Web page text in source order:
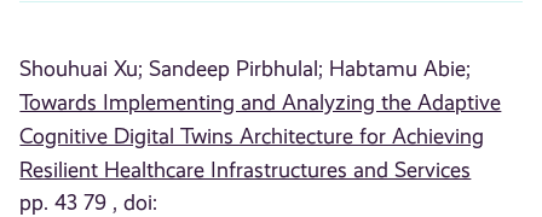
Shouhuai Xu; Sandeep Pirbhulal; Habtamu Abie;
Towards Implementing and Analyzing the Adaptive
Cognitive Digital Twins Architecture for Achieving
Resilient Healthcare Infrastructures and Services
pp. 43 79 , doi: